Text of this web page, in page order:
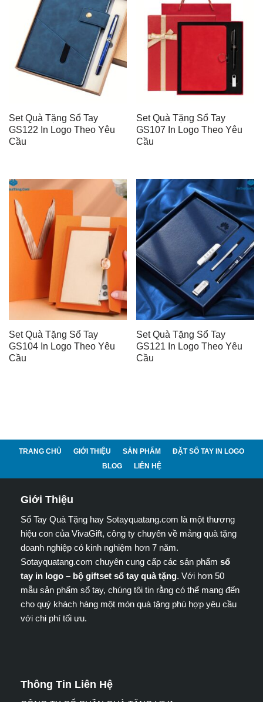
Set Quà Tặng Sổ Tay
GS122 In Logo Theo Yêu
Cầu
Set Quà Tặng Sổ Tay
GS107 In Logo Theo Yêu
Cầu
Set Quà Tặng Sổ Tay
GS104 In Logo Theo Yêu
Cầu
Set Quà Tặng Sổ Tay
GS121 In Logo Theo Yêu
Cầu
TRANG CHỦ GIỚI THIỆU SẢN PHẨM
ĐẶT SỔ TAY IN LOGO
BLOG
LIÊN HỆ
Giới Thiệu
Sổ Tay Quà Tặng hay Sotayquatang.com là một thương
hiệu con của VivaGift, công ty chuyên về mảng quà tặng
doanh nghiệp có kinh nghiệm hơn 7 năm.
Sotayquatang.com chuyên cung cấp các sản phẩm sổ
tay in logo – bộ giftset sổ tay quà tặng. Với hơn 50
mẫu sản phẩm sổ tay, chúng tôi tin rằng có thể mang đến
cho quý khách hàng một món quà tặng phù hợp yêu cầu
với chi phí tối ưu.
Thông Tin Liên Hệ